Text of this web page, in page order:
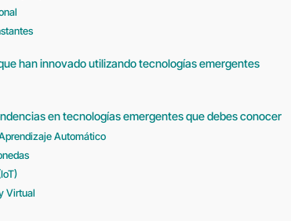
han innovado utilizando tecnologías emergentes
en tecnologías emergentes que debes conocer
Automático
Virtual